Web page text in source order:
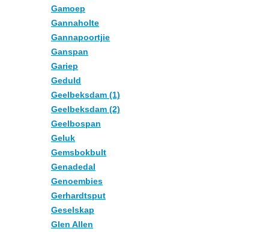
Gamoep
Gannaholte
Gannapoortjie
Ganspan
Gariep
Geduld
Geelbeksdam (1)
Geelbeksdam (2)
Geelbospan
Geluk
Gemsbokbult
Genadedal
Genoembies
Gerhardtsput
Geselskap
Glen Allen